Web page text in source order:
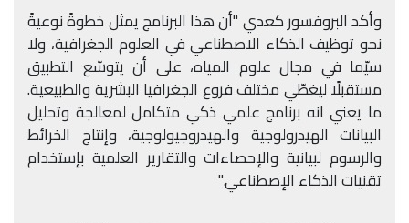
وأكد البروفسور كعدي "أن هذا البرنامج يمثل خطوةً نوعيةً
نحو توظيف الذكاء الاصطناعي في العلوم الجغرافية، ولا
سيّما في مجال علوم المياه، على أن يتوسّع التطبيق
مستقبلًا ليغطّي مختلف فروع الجغرافيا البشرية والطبيعية.
ما يعني انه برنامج علمي ذكي متكامل لمعالجة وتحليل
البيانات الهيدرولوجية والهيدروجيولوجية، وإنتاج الخرائط
والرسوم لبيانية والإحصاءات والتقارير العلمية بإستخدام
تقنيات الذكاء الإصطناعي".